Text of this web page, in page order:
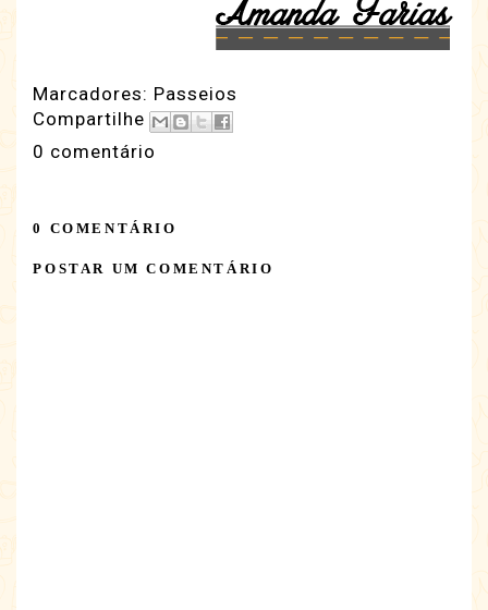
Marcadores: Passeios
Compartilhe
0 comentário
0 COMENTÁRIO
POSTAR UM COMENTÁRIO